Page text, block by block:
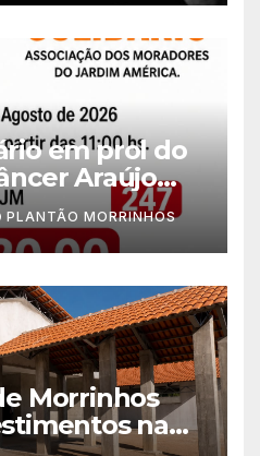
em prol do
Araújo
no Jardim
PLANTÃO MORRINHOS
Morrinhos
na